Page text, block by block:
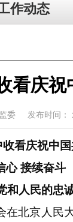
作动态
看庆
委 发布时间：
看庆祝中
心 接续奋斗
和人民的忠
京人民